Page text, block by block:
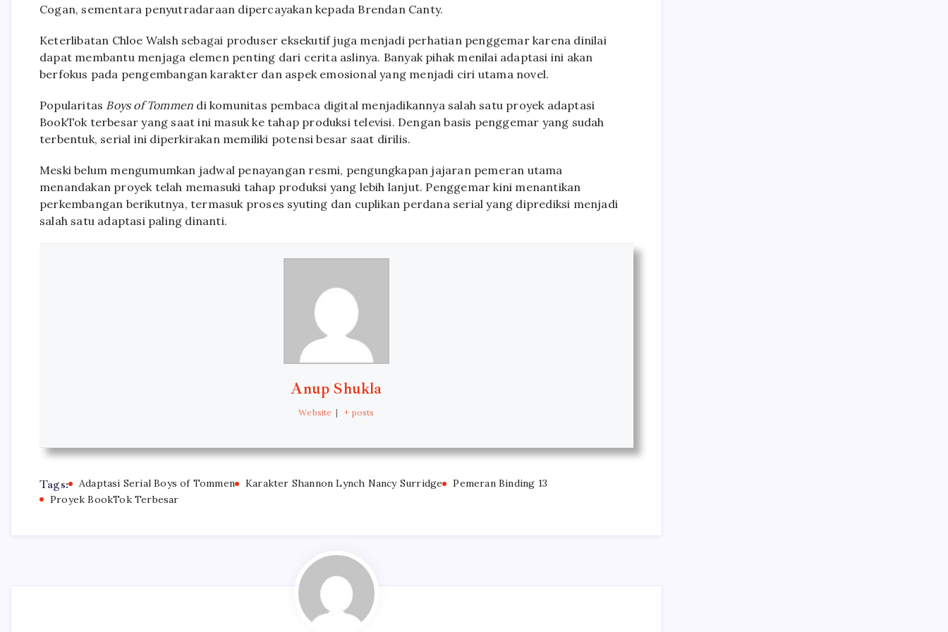
Cogan, sementara penyutradaraan dipercayakan kepada Brendan Canty.
Keterlibatan Chloe Walsh sebagai produser eksekutif juga menjadi perhatian penggemar karena dinilai
dapat membantu menjaga elemen penting dari cerita aslinya. Banyak pihak menilai adaptasi ini akan
berfokus pada pengembangan karakter dan aspek emosional yang menjadi ciri utama novel.
Popularitas Boys of Tommen di komunitas pembaca digital menjadikannya salah satu proyek adaptasi
BookTok terbesar yang saat ini masuk ke tahap produksi televisi. Dengan basis penggemar yang sudah
terbentuk, serial ini diperkirakan memiliki potensi besar saat dirilis.
Meski belum mengumumkan jadwal penayangan resmi, pengungkapan jajaran pemeran utama
menandakan proyek telah memasuki tahap produksi yang lebih lanjut. Penggemar kini menantikan
perkembangan berikutnya, termasuk proses syuting dan cuplikan perdana serial yang diprediksi menjadi
salah satu adaptasi paling dinanti.
Anup Shukla
Website | + posts
Tags: Adaptasi Serial Boys of Tommen Karakter Shannon Lynch Nancy Surridge
Pemeran Binding 13
Proyek BookTok Terbesar